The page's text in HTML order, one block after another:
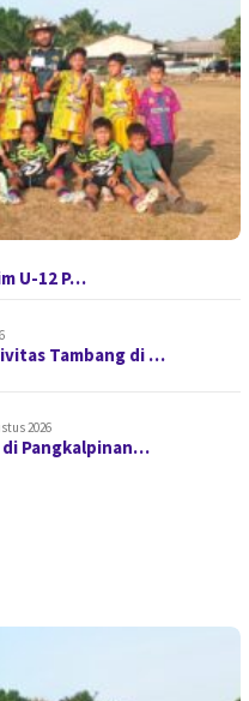
U-12 P…
Tambang di …
2026
di Pangkalpinan…